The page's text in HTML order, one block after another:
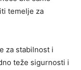
temelje za
za stabilnost i
teže sigurnosti i